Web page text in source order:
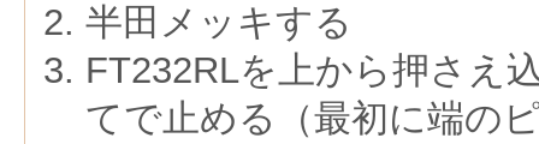
半田メッキする
FT232RLを上から押さえ
てで止める（最初に端の